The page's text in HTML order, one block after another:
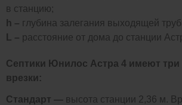
в станцию;
h – глубина залегания выходящей
L – расстояние от дома до станции
Септики Юнилос Астра 4 имеют три
врезки:
Стандарт — высота станции 2,36 м.